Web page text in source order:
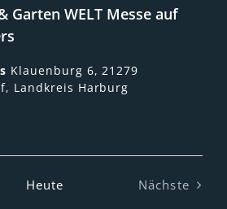
Garten WELT Messe auf
Klauenburg 6, 21279
Landkreis Harburg
Heute
Nächste